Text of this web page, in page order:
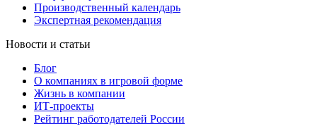
Производственный календарь
Экспертная рекомендация
Новости и статьи
Блог
О компаниях в игровой форме
Жизнь в компании
ИТ-проекты
Рейтинг работодателей России